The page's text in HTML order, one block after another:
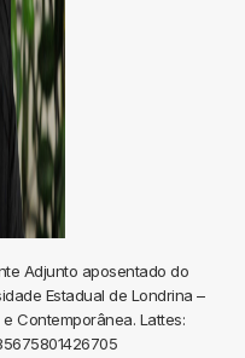
Adjunto aposentado do
Estadual de Londrina –
Contemporânea. Lattes: